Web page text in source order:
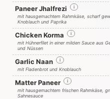
Paneer Jhalfrezi i
mit hausgemachtem Rahmkäse, scharf
Knoblauch und Paprika
Chicken Korma i
mit Hühnerfilet in einer milden Sauce aus
und Nüssen
Garlic Naan i
mit Fladenbrot und Knoblauch
Matter Paneer i
mit hausgemachtem frischen Rahmkäse,
Sahnesauce